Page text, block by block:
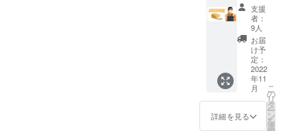
駐車ス
ペース
あり ※
最寄
駅：JR
飯田線
下地駅
ち物：
エプロ
ン、タ
オル、
持ち帰
り用袋
※実施場
所、住
所：愛
知県豊
橋市川
崎町389
料込）
高波動
食パン
を２斤
お届け
しま
す。 重
量は340
グラム
から約
500グラ
ム程度
支援
者：
9人
お届
け予
定：
2022
年11
月
詳細を見る
こ
の
リ
タ
ー
ン
を
選